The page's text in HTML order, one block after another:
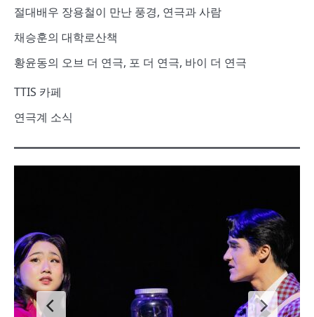
절대배우 장용철이 만난 풍경, 연극과 사람
채승훈의 대학로산책
황윤동의 오브 더 연극, 포 더 연극, 바이 더 연극
TTIS 카페
연극계 소식